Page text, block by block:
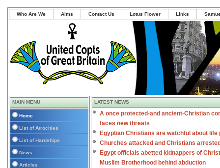
Who Are We Aims Contact Us Lotus Flower Links
MAIN MENU
Home
List of Atrocities
List of Hardships
News
Articles
LATEST NEWS
A once protected-and ancient-Christian
faces new threats
Egyptian Christians are watchful about life
Churches attacked and Christians
Egypt officials abetted kidnappers of
Muslim Brotherhood behind abduction